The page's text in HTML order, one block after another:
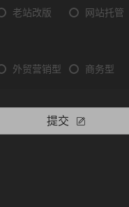
老站改版 网站托管
外贸营销型 商务型
提交